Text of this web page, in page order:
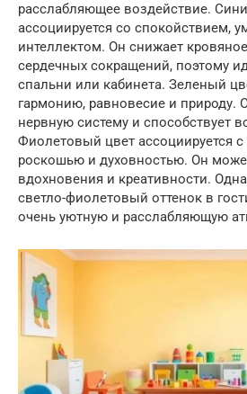
расслабляющее воздействие.
ассоциируется со спокойствием,
интеллектом. Он снижает
сердечных сокращений, поэтому
спальни или кабинета. Зеленый
гармонию, равновесие и природу.
нервную систему и способствует
Фиолетовый цвет ассоциируется
роскошью и духовностью. Он
вдохновения и креативности.
светло-фиолетовый оттенок в
очень уютную и расслабляющую